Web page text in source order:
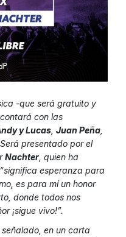
-que será gratuito y
con las
y Lucas Juan Peña
presentado por el
Nachter , quien ha
esperanza para
es para mí un honor
donde todos nos
¡sigue vivo!”.
en un carta